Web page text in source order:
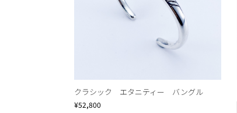
クラシック エタニティー バングル
¥52,800